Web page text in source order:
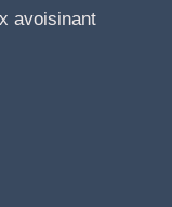
avoisinant